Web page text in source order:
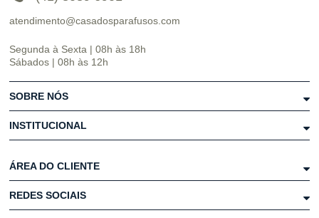
atendimento@casadosparafusos.com
Segunda à Sexta | 08h às 18h
Sábados | 08h às 12h
SOBRE NÓS
INSTITUCIONAL
ÁREA DO CLIENTE
REDES SOCIAIS